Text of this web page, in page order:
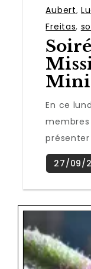
Aubert,
Freitas,
En ce
membres